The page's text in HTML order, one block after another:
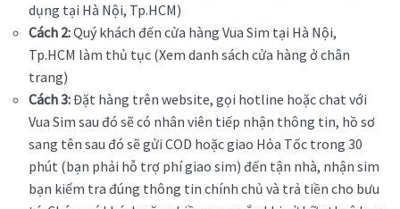
dụng tại Hà Nội, Tp.HCM)
Cách 2:Quý khách đến cửa hàng Vua Sim tại Hà Nội,
Tp.HCM làm thủ tục (Xem danh sách cửa hàng ở chân
trang)
Cách 3:Đặt hàng trên website, gọi hotline hoặc chat với
Vua Sim sau đó sẽ có nhân viên tiếp nhận thông tin, hồ sơ
sang tên sau đó sẽ gửi COD hoặc giao Hỏa Tốc trong 30
phút (bạn phải hỗ trợ phí giao sim) đến tận nhà, nhận sim
bạn kiểm tra đúng thông tin chính chủ và trả tiền cho bưu